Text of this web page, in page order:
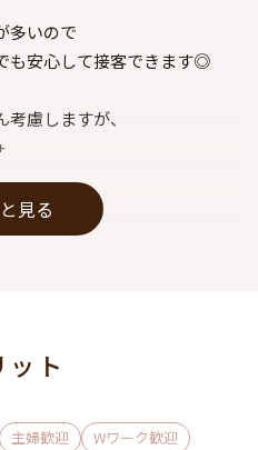
多いので
も安心して接客できます◎
慮しますが、
験入店へ☆
ます！
見る
ット
主婦歓迎
Wワーク歓迎